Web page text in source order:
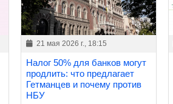
21 мая 2026 г., 18:15
Налог 50% для банков могут
продлить: что предлагает
Гетманцев и почему против
НБУ